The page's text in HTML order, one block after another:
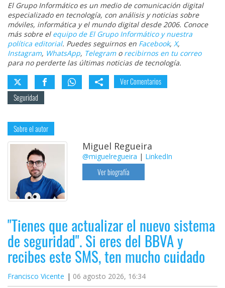
El Grupo Informático es un medio de comunicación digital
especializado en tecnología, con análisis y noticias sobre
móviles, informática y el mundo digital desde 2006. Conoce
más sobre el equipo de El Grupo Informático y nuestra
política editorial. Puedes seguirnos en Facebook, X,
Instagram, WhatsApp, Telegramo recibirnos en tu correo
para no perderte las últimas noticias de tecnología.
Ver Comentarios
Seguridad
Sobre el autor
Miguel Regueira
@miguelregueira | LinkedIn
Ver biografía
"Tienes que actualizar el nuevo sistema
de seguridad". Si eres del BBVA y
recibes este SMS, ten mucho cuidado
Francisco Vicente 06 agosto 2026, 16:34